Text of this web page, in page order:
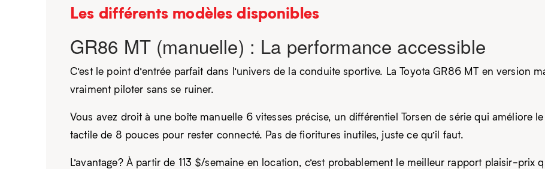
Les différents modèles disponibles
GR86 MT (manuelle) : La performance accessible
C’est le point d’entrée parfait dans l’univers de la conduite sportive. La Toyota GR86 MT en version
vraiment piloter sans se ruiner.
Vous avez droit à une boîte manuelle 6 vitesses précise, un différentiel Torsen de série qui améliore
tactile de 8 pouces pour rester connecté. Pas de fioritures inutiles, juste ce qu’il faut.
L’avantage? À partir de 113 $/semaine en location, c’est probablement le meilleur rapport plaisir-prix